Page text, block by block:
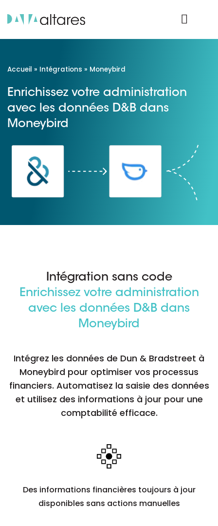
Accueil » Intégrations » Moneybird
Enrichissez votre administration
avec les données D&B dans
Moneybird
Intégration sans code
Enrichissez votre administration
avec les données D&B dans
Moneybird
Intégrez les données de Dun & Bradstreet à
Moneybird pour optimiser vos processus
financiers. Automatisez la saisie des données
et utilisez des informations à jour pour une
comptabilité efficace.
Des informations financières toujours à jour
disponibles sans actions manuelles